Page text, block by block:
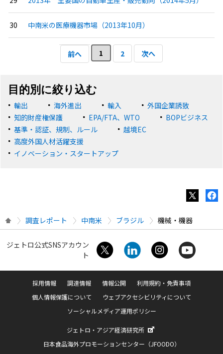
中南米の医療機器市場（2013年10月）
前へ 1 2 次へ
目的別に絞り込む
輸出 海外進出 輸入
外国企業誘致
知的財産権保護
EPA/FTA、WTO
BOPビジネス
基準・認証、規制、ルール
越境EC
高度外国人材活躍支援
イノベーション・スタートアップ
調査レポート 中南米 ブラジル 機械・機器
ジェトロ公式SNSアカウン
ト
採用情報 調達情報 情報公開
利用規約・免責事項
個人情報保護について
ウェブアクセシビリティについて
ソーシャルメディア運用ポリシー
ジェトロ・アジア経済研究所
日本食品海外プロモーションセンター（JFOODO）